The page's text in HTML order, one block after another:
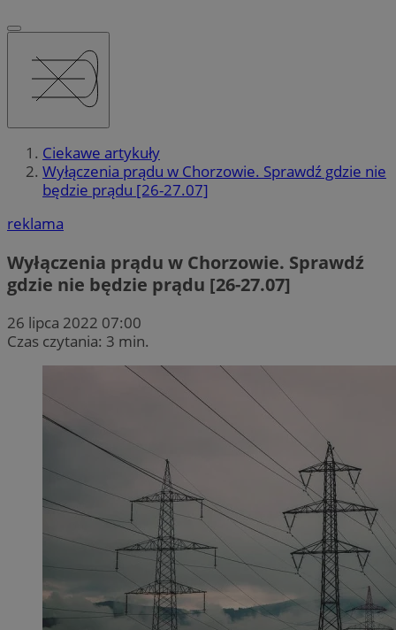
Ciekawe artykuły
Wyłączenia prądu w Chorzowie. Sprawdź gdzie nie
będzie prądu [26-27.07]
reklama
Wyłączenia prądu w Chorzowie. Sprawdź
gdzie nie będzie prądu [26-27.07]
26 lipca 2022 07:00
Czas czytania: 3 min.